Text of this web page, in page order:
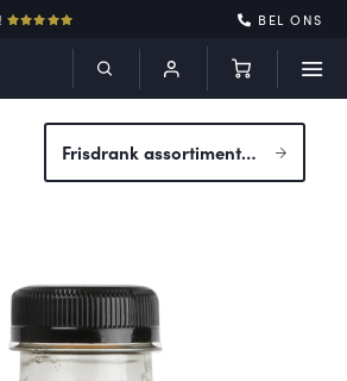
BEL ONS
Frisdrank assortiment